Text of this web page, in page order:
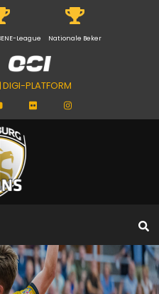
League Nationale Beker
DIGI-PLATFORM